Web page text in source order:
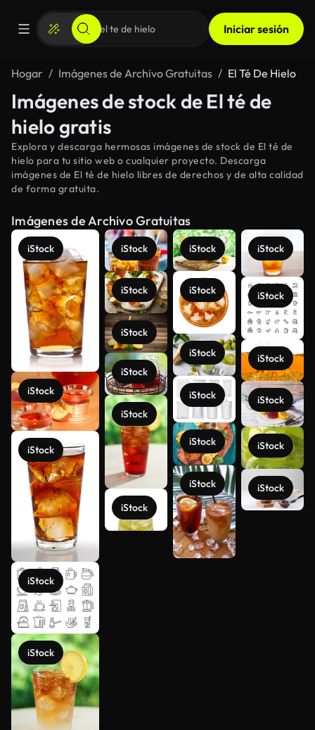
Iniciar sesión
Hogar Imágenes de Archivo Gratuitas El Té De Hielo
Imágenes de stock de El té de
hielo gratis
Explora y descarga hermosas imágenes de stock de El té de
hielo para tu sitio web o cualquier proyecto. Descarga
imágenes de El té de hielo libres de derechos y de alta calidad
de forma gratuita.
Imágenes de Archivo Gratuitas
iStock
iStock
iStock
iStock
iStock
iStock
iStock
iStock
iStock
iStock
iStock
iStock
iStock
iStock
iStock
iStock
iStock
iStock
iStock
iStock
iStock
iStock
iStock